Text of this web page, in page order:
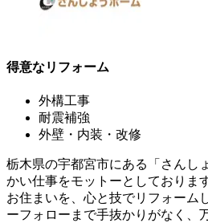
得意なリフォーム
外構工事
耐震補強
外壁・内装・改修
栃木県の宇都宮市にある「さんし
かい仕事をモットーとしておりま
お住まいを、心と技でリフォーム
ーフォローまで手抜かりがなく、